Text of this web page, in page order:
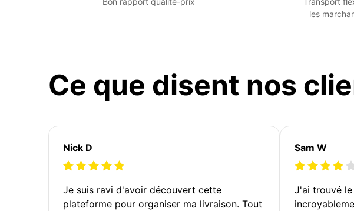
les
Ce que disent nos
Nick D
Je suis ravi d'avoir découvert cette
plateforme pour organiser ma livraison. Tout
Sam W
J'ai trouvé